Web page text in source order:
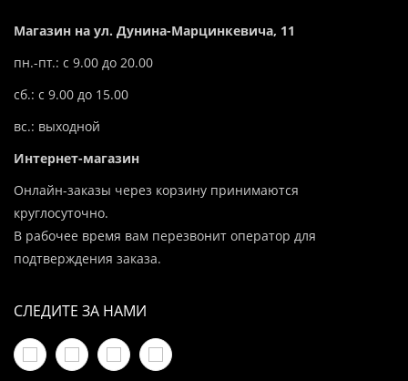
Магазин на ул. Дунина-Марцинкевича, 11
пн.-пт.: с 9.00 до 20.00
сб.: с 9.00 до 15.00
вс.: выходной
Интернет-магазин
Онлайн-заказы через корзину принимаются
круглосуточно.
В рабочее время вам перезвонит оператор для
подтверждения заказа.
СЛЕДИТЕ ЗА НАМИ